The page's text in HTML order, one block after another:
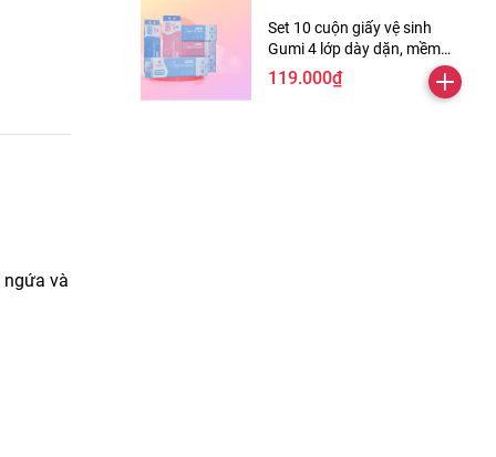
và
Set 10 cuộn giấy vệ sinh
Gumi 4 lớp dày dặn, mềm
mịn ( Tặng kèm 2 cuộn )
119.000₫